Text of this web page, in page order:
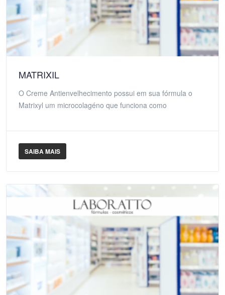
MATRIXIL
O Creme Antienvelhecimento possui em sua fórmula o
Matrixyl um microcolagéno que funciona como
SAIBA MAIS